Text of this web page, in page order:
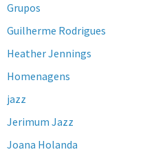
Grupos
Guilherme Rodrigues
Heather Jennings
Homenagens
jazz
Jerimum Jazz
Joana Holanda